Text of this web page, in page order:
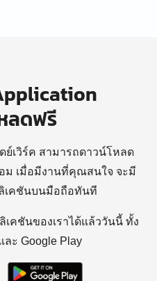
ลดฟรี
ย์เวิร์ค สามารถดาวน์โหลด
ม เมื่อมีงานที่คุณสนใจ จะมี
เคชันบนมือถือทันที
เคชันของเราได้แล้ววันนี้ ทั้ง
ละ Google Play